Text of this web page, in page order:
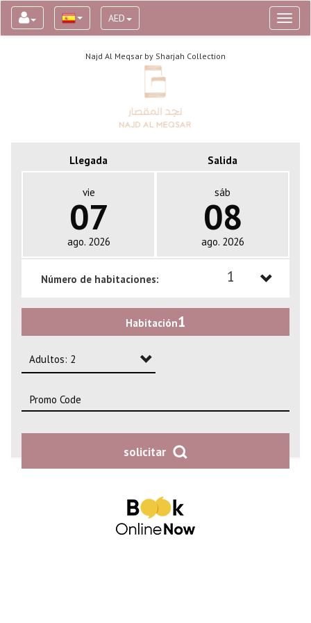
AED
Najd Al Meqsar by Sharjah Collection
Llegada Salida
vie
07
ago. 2026
sáb
08
ago. 2026
Número de habitaciones: 1
Habitación1
Adultos: 2
Adultos: 2
solicitar